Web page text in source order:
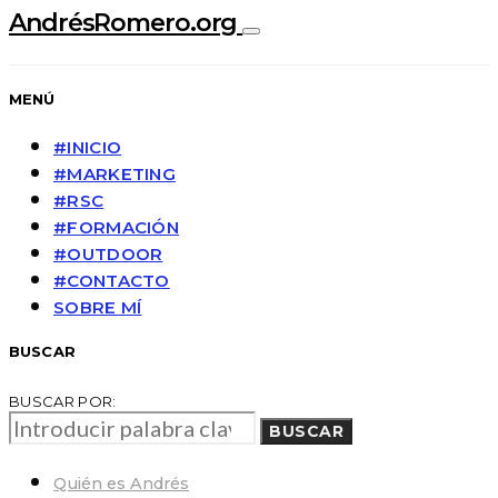
AndrésRomero.org
MENÚ
#INICIO
#MARKETING
#RSC
#FORMACIÓN
#OUTDOOR
#CONTACTO
SOBRE MÍ
BUSCAR
BUSCAR POR:
BUSCAR
Quién es Andrés